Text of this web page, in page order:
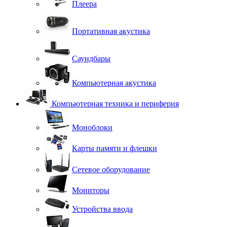
Плеера
Портативная акустика
Саундбары
Компьютерная акустика
Компьютерная техника и периферия
Моноблоки
Карты памяти и флешки
Сетевое оборудование
Мониторы
Устройства ввода